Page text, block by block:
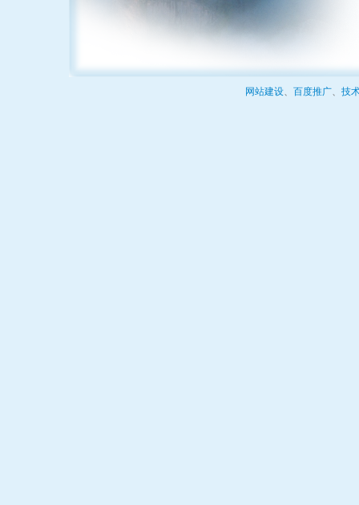
网站建设、 百度推广、 技